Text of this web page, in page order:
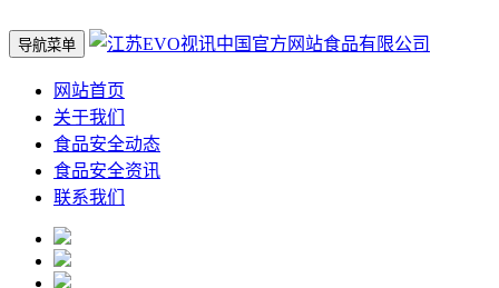
导航菜单
网站首页
关于我们
食品安全动态
食品安全资讯
联系我们